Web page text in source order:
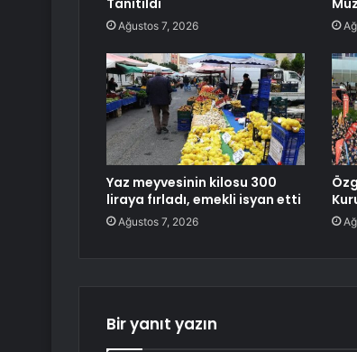
Tanıtıldı
Ağustos 7, 2026
Yaz meyvesinin kilosu 300
liraya fırladı, emekli isyan etti
Ağustos 7, 2026
Bir yanıt yazın